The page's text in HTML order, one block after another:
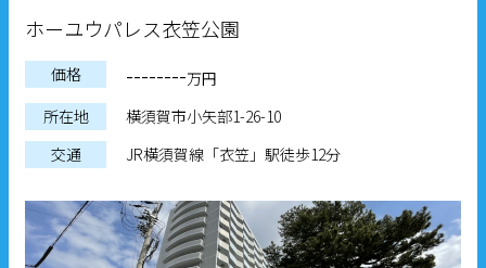
ホーユウパレス衣笠公園
価格 --------万円
所在地
横須賀市小矢部1-26-10
交通
JR横須賀線「衣笠」駅徒歩12分